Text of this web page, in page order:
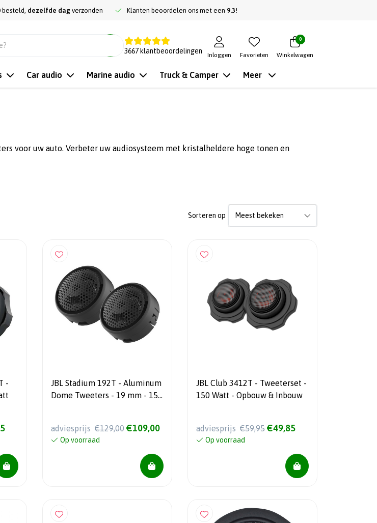
besteld, dezelfde dag verzonden Klanten beoordelen ons met een 9.3!
3667 klantbeoordelingen
Inloggen Favorieten
0
Winkelwagen
Car audio Marine audio Truck & Camper Meer
voor uw auto. Verbeter uw audiosysteem met kristalheldere hoge tonen en
Sorteren op
-
JBL Stadium 192T - Aluminum
Dome Tweeters - 19 mm - 150
adviesprijs €129,00 €109,00
Op voorraad
JBL Club 3412T - Tweeterset -
150 Watt - Opbouw & Inbouw
adviesprijs €59,95 €49,85
Op voorraad